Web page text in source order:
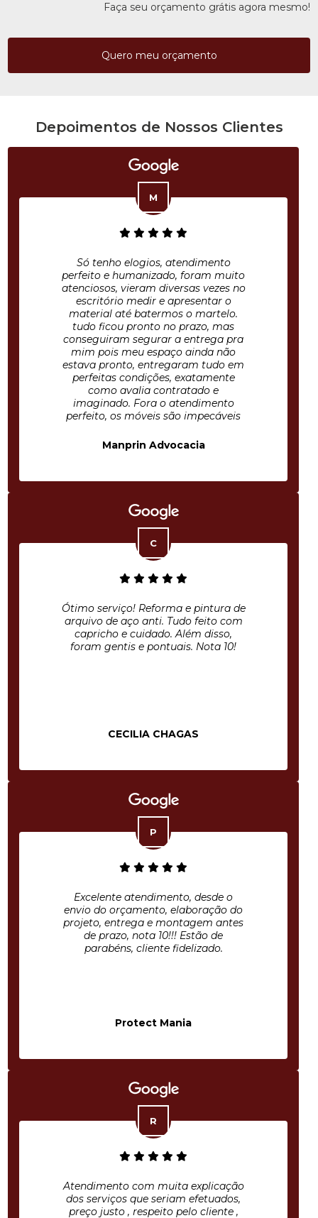
Faça seu orçamento grátis agora mesmo!
Quero meu orçamento
Depoimentos de Nossos Clientes
Só tenho elogios, atendimento
perfeito e humanizado, foram muito
atenciosos, vieram diversas vezes no
escritório medir e apresentar o
material até batermos o martelo.
tudo ficou pronto no prazo, mas
conseguiram segurar a entrega pra
mim pois meu espaço ainda não
estava pronto, entregaram tudo em
perfeitas condições, exatamente
como avalia contratado e
imaginado. Fora o atendimento
perfeito, os móveis são impecáveis
Manprin Advocacia
Ótimo serviço! Reforma e pintura de
arquivo de aço anti. Tudo feito com
capricho e cuidado. Além disso,
foram gentis e pontuais. Nota 10!
CECILIA CHAGAS
Excelente atendimento, desde o
envio do orçamento, elaboração do
projeto, entrega e montagem antes
de prazo, nota 10!!! Estão de
parabéns, cliente fidelizado.
Protect Mania
Atendimento com muita explicação
dos serviços que seriam efetuados,
preço justo , respeito pelo cliente ,